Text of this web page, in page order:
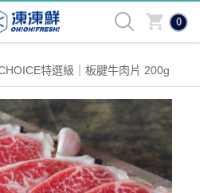
0
特選級｜板腱牛肉片 200g